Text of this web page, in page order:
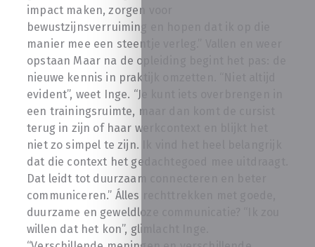
impact maken, zorgen voor
bewustzijnsverruiming en hopen dat ik op die
manier mee een steentje verleg.” Vallen en weer
opstaan Maar na de opleiding begint het pas: de
nieuwe kennis in praktijk omzetten. “Niet altijd
evident”, weet Inge. “Je kunt iets overbrengen in
een trainingsruimte, maar dan komt de cursist
terug in zijn of haar werkcontext en blijkt het
niet zo simpel te zijn. Ik vind het heel belangrijk
dat die context het gedachtegoed mee uitdraagt.
Dat leidt tot duurzaam connecteren en beter
communiceren.” Álles rechttrekken met goede,
duurzame en geweldloze communicatie? “Ik zou
willen dat het kon”, glimlacht Inge.